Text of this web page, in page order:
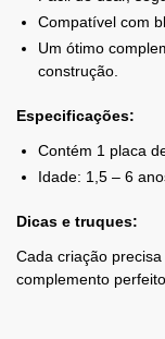
Compatível com
Um ótimo
construção.
Especificações:
Contém 1 placa
Idade: 1,5 – 6
Dicas e truques:
Cada criação
complemento